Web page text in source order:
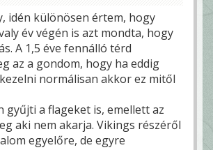
idén különösen értem, hogy
év végén is azt mondta, hogy
A 1,5 éve fennálló térd
az a gondom, hogy ha eddig
normálisan akkor ez mitől
gyűjti a flageket is, emellett az
aki nem akarja. Vikings részéről
egyelőre, de egyre